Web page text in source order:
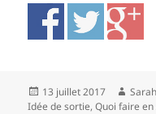
Publié
le
13 juillet 2017 Auteur
Sarah
Idée de sortie,Quoi faire en